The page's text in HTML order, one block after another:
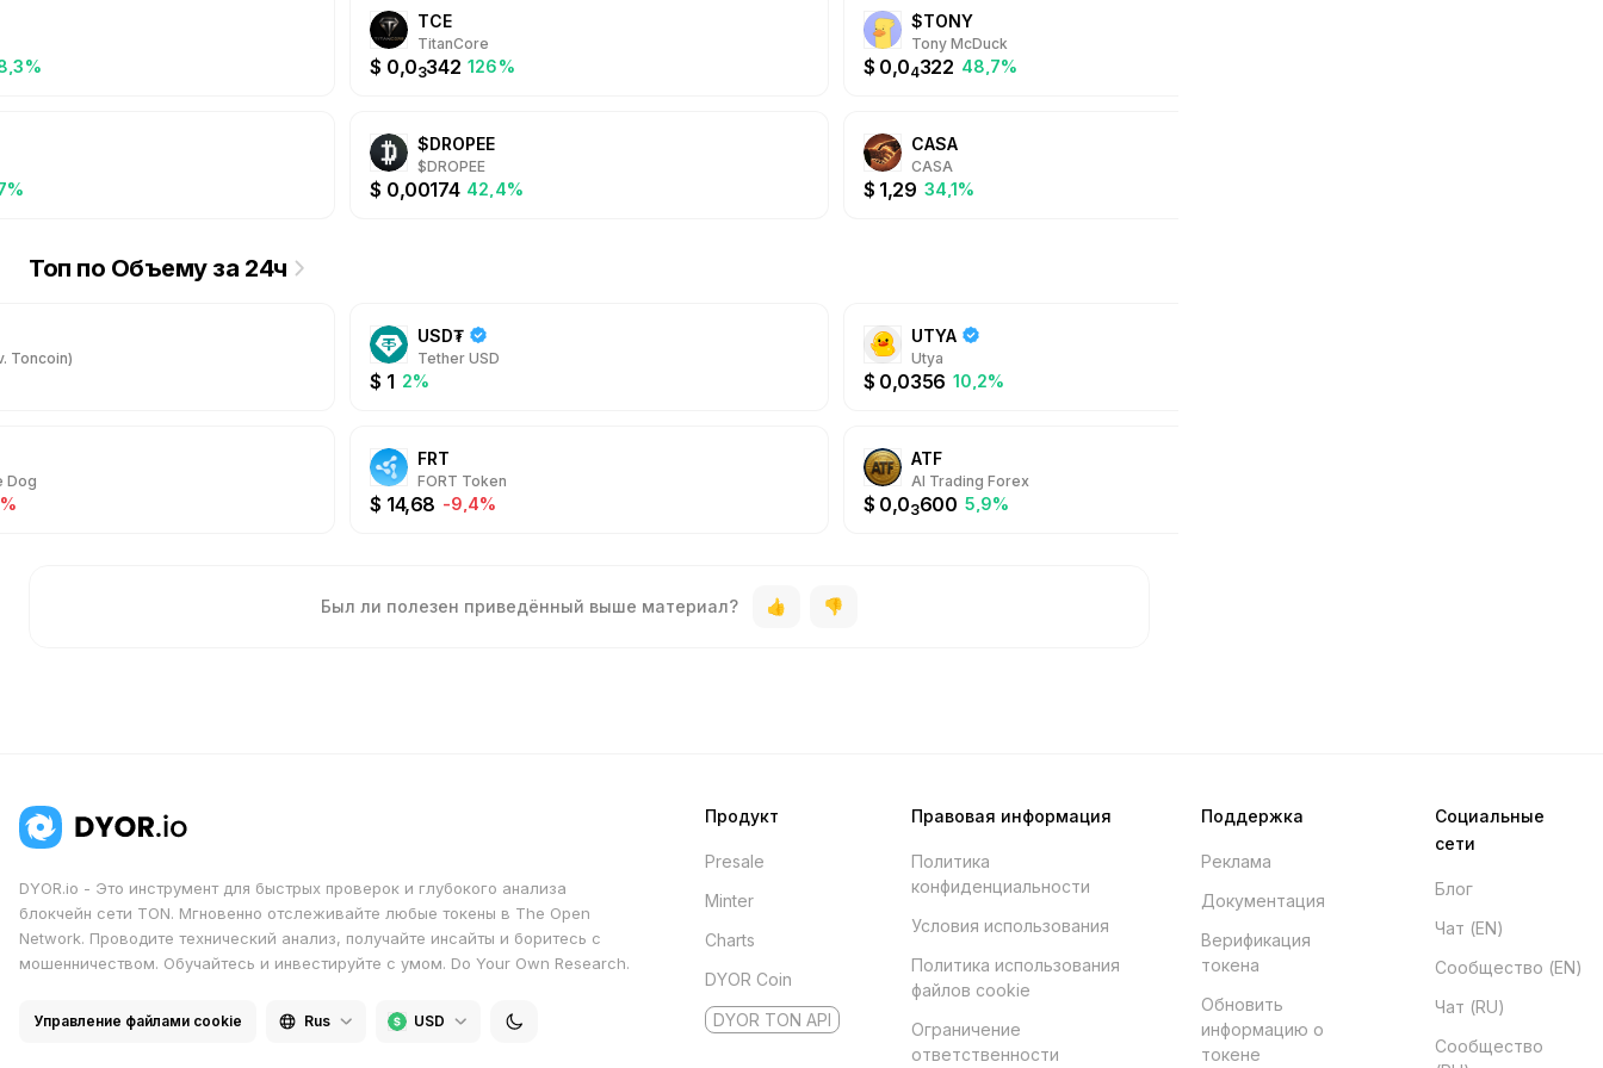
взаимодействия с Telegram-сообществами,
поддержка авторов и рост комьюнити. - P2P
Marketplace: безопасные p2p-сделки. С xRocket
даже оплачивать подписки на каналы — всё через
интерфейс Telegram. Это делает xRocket
настоящим гейм-чейнджером для массового
TCE
TitanCore
$ 0,03342 126%
$TONY
Tony McDuck
$ 0,04322 48,7%
$DROPEE
$DROPEE
$ 0,00174 42,4%
CASA
CASA
$ 1,29 34,1%
Топ по Объему за 24ч
Toncoin)
USD₮
Tether USD
$ 1 2%
UTYA
Utya
$ 0,0356 10,2%
Dog
FRT
FORT Token
$ 14,68 -9,4%
ATF
AI Trading Forex
$ 0,03600 5,9%
Был ли полезен приведённый выше материал?
DYOR.io - Это инструмент для быстрых проверок и глубокого анализа
блокчейн сети TON. Мгновенно отслеживайте любые токены в The Open
Network. Проводите технический анализ, получайте инсайты и боритесь с
мошенничеством. Обучайтесь и инвестируйте с умом. Do Your Own Research.
Управление файлами cookie Rus USD
Продукт
Presale
Minter
Charts
DYOR Coin
DYOR TON API
Правовая информация
Политика
конфиденциальности
Условия использования
Политика использования
файлов cookie
Ограничение
ответственности
Поддержка
Реклама
Документация
Верификация
токена
Обновить
информацию о
токене
Социальные
сети
Блог
Чат (EN)
Сообщество (EN)
Чат (RU)
Сообщество